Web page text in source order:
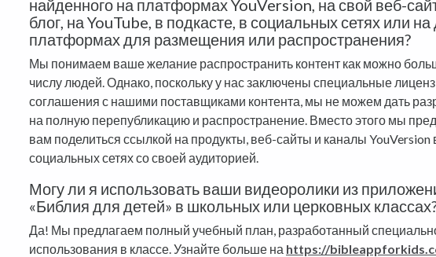
найденного на платформах YouVersion, на свой веб-
блог, на YouTube, в подкасте, в социальных сетях или на
платформах для размещения или распространения?
Мы понимаем ваше желание распространить контент как можно
числу людей. Однако, поскольку у нас заключены специальные
соглашения с нашими поставщиками контента, мы не можем дать
на полную перепубликацию и распространение. Вместо этого мы
вам поделиться ссылкой на продукты, веб-сайты и каналы YouVersion
социальных сетях со своей аудиторией.
Могу ли я использовать ваши видеоролики из
«Библия для детей» в школьных или церковных
Да! Мы предлагаем полный учебный план, разработанный
использования в классе. Узнайте больше на https://